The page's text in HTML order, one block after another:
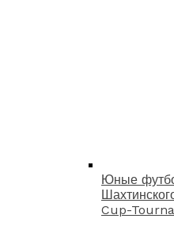
Юные
Cup-